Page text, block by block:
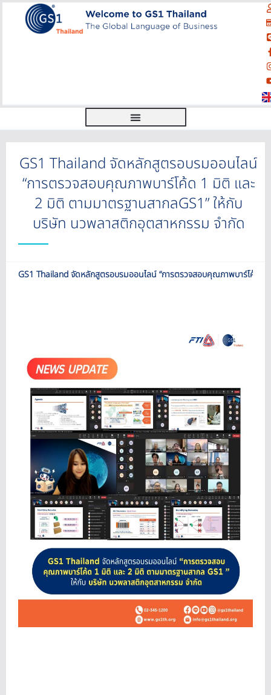
GS1 Thailand จัดหลักสูตรอบรมออนไลน์
“การตรวจสอบคุณภาพบาร์โค้ด 1 มิติ และ
2 มิติ ตามมาตรฐานสากลGS1” ให้กับ
บริษัท นวพลาสติกอุตสาหกรรม จำกัด
GS1 Thailand จัดหลักสูตรอบรมออนไลน์ “การตรวจสอบคุณภาพบาร์โค้ด